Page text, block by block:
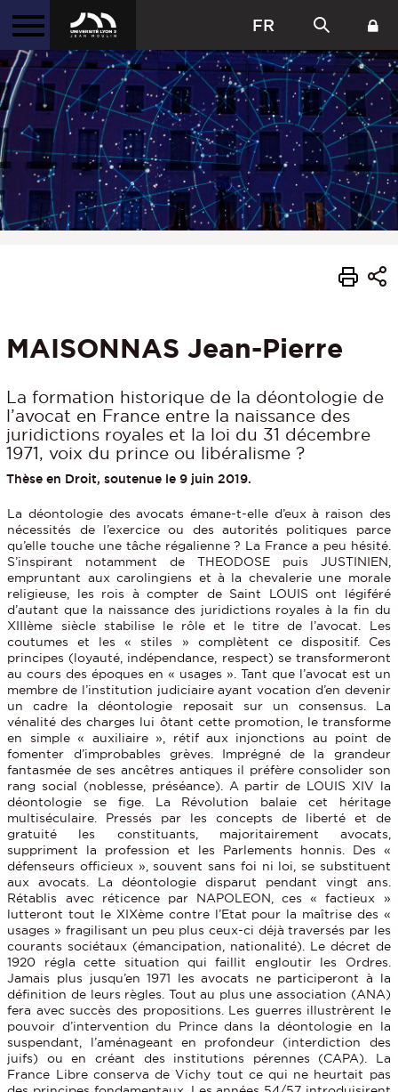
FR
MAISONNAS Jean-Pierre
La formation historique de la déontologie de
l’avocat en France entre la naissance des
juridictions royales et la loi du 31 décembre
1971, voix du prince ou libéralisme ?
Thèse en Droit, soutenue le 9 juin 2019.
La déontologie des avocats émane-t-elle d’eux à raison des
nécessités de l’exercice ou des autorités politiques parce
qu’elle touche une tâche régalienne ? La France a peu hésité.
S’inspirant notamment de THEODOSE puis JUSTINIEN,
empruntant aux carolingiens et à la chevalerie une morale
religieuse, les rois à compter de Saint LOUIS ont légiféré
d’autant que la naissance des juridictions royales à la fin du
XIIIème siècle stabilise le rôle et le titre de l’avocat. Les
coutumes et les « stiles » complètent ce dispositif. Ces
principes (loyauté, indépendance, respect) se transformeront
au cours des époques en « usages ». Tant que l’avocat est un
membre de l’institution judiciaire ayant vocation d’en devenir
un cadre la déontologie reposait sur un consensus. La
vénalité des charges lui ôtant cette promotion, le transforme
en simple « auxiliaire », rétif aux injonctions au point de
fomenter d’improbables grèves. Imprégné de la grandeur
fantasmée de ses ancêtres antiques il préfère consolider son
rang social (noblesse, préséance). A partir de LOUIS XIV la
déontologie se fige. La Révolution balaie cet héritage
multiséculaire. Pressés par les concepts de liberté et de
gratuité les constituants, majoritairement avocats,
suppriment la profession et les Parlements honnis. Des «
défenseurs officieux », souvent sans foi ni loi, se substituent
aux avocats. La déontologie disparut pendant vingt ans.
Rétablis avec réticence par NAPOLEON, ces « factieux »
lutteront tout le XIXème contre l’Etat pour la maîtrise des «
usages » fragilisant un peu plus ceux-ci déjà traversés par les
courants sociétaux (émancipation, nationalité). Le décret de
1920 régla cette situation qui faillit engloutir les Ordres.
Jamais plus jusqu’en 1971 les avocats ne participeront à la
définition de leurs règles. Tout au plus une association (ANA)
fera avec succès des propositions. Les guerres illustrèrent le
pouvoir d’intervention du Prince dans la déontologie en la
suspendant, l’aménageant en profondeur (interdiction des
juifs) ou en créant des institutions pérennes (CAPA). La
France Libre conserva de Vichy tout ce qui ne heurtait pas